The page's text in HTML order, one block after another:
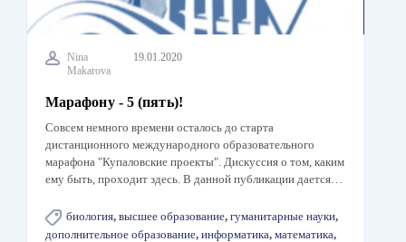
Nina
Makarova
19.01.2020
Марафону - 5 (пять)!
Совсем немного времени осталось до старта
дистанционного международного образовательного
марафона "Купаловские проекты". Дискуссия о том, каким
ему быть, проходит здесь. В данной публикации дается…
биология, высшее образование, гуманитарные науки,
дополнительное образование, информатика, математика,